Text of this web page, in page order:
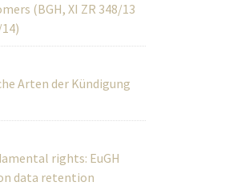
(BGH, XI ZR 348/13
Arten der Kündigung
rights: EuGH
data retention